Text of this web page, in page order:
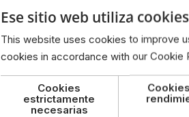
Ese sitio web utiliza cookies
This website uses cookies to improve
cookies in accordance with our Cookie
Cookies
estrictamente
necesarias